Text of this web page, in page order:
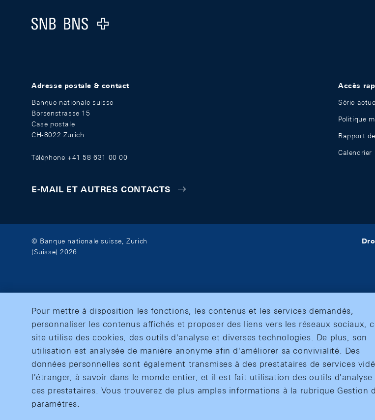
Logo
Adresse postale & contact
Banque nationale suisse
Börsenstrasse 15
Case postale
CH-8022 Zurich
Téléphone +41 58 631 00 00
E-MAIL ET AUTRES CONTACTS
Accès
Série
Politique
Rapport
Calendrier
© Banque nationale suisse, Zurich
(Suisse) 2026
Pour mettre à disposition les fonctions, les contenus et les services demandés,
personnaliser les contenus affichés et proposer des liens vers les réseaux sociaux,
site utilise des cookies, des outils d'analyse et diverses technologies. De plus, son
utilisation est analysée de manière anonyme afin d'améliorer sa convivialité. Des
données personnelles sont également transmises à des prestataires de services
l'étranger, à savoir dans le monde entier, et il est fait utilisation des outils d'analyse
ces prestataires. Vous trouverez de plus amples informations à la rubrique Gestion
paramètres.